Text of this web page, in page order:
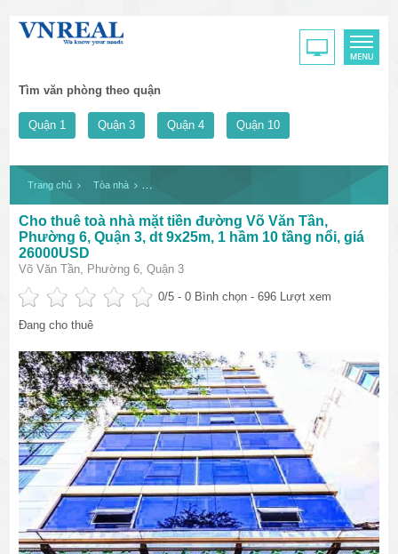
Tìm văn phòng theo quận
Quận 1 Quận 3 Quận 4 Quận 10
Trang chủ Tòa nhà
Cho thuê toà nhà mặt tiền đường Võ Văn Tần,
Phường 6, Quận 3, dt 9x25m, 1 hầm 10 tầng nổi, giá
26000USD
Võ Văn Tần, Phường 6, Quận 3
0/5 -0 Bình chọn - 696 Lượt xem
Đang cho thuê
văn phòng cho thuê quận 3
văn phòng quận 1